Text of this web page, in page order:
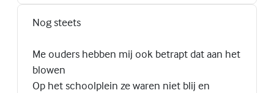
Nog steets
Me ouders hebben mij ook betrapt dat aan het
blowen
Op het schoolplein ze waren niet blij en